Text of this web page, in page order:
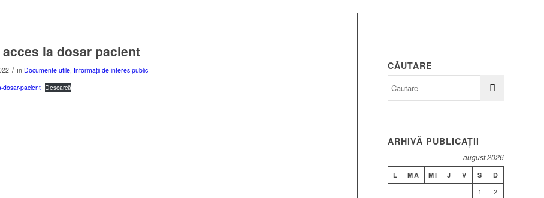
acces la dosar pacient
/ în Documente utile, Informații de interes public
dosar-pacient Descarcă
CĂUTARE
ARHIVĂ PUBLICAȚII
august 2026
L MA MI J V S D
1
2